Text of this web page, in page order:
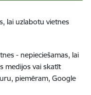
lai uzlabotu vietnes
- nepieciešamas, lai
medijos vai skatīt
piemēram, Google